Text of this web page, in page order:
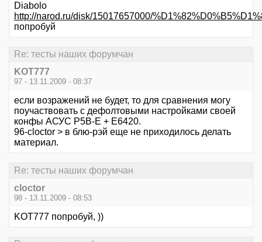
Diabolo
http://narod.ru/disk/15017657000/
попробуй
Re: тесты наших форумчан
KOT777
97 - 13.11.2009 - 08:37
если возражений не будет, то для сравнения могу
поучаствовать с дефолтовыми настройками своей
конфы АСУС Р5В-Е + Е6420.
96-cloctor > в блю-рэй еще не приходилось делать
материал.
Re: тесты наших форумчан
cloctor
98 - 13.11.2009 - 08:53
KOT777 попробуй, ))